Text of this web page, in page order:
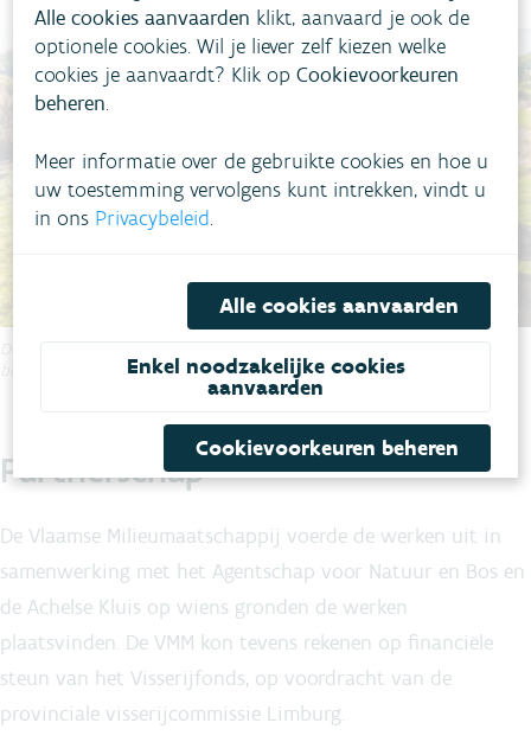
buitenbochten herstelt het stromend karakter.
Partnerschap
De Vlaamse Milieumaatschappij voerde de werken uit in
samenwerking met het Agentschap voor Natuur en Bos en
de Achelse Kluis op wiens gronden de werken
plaatsvinden. De VMM kon tevens rekenen op financiële
steun van het Visserijfonds, op voordracht van de
provinciale visserijcommissie Limburg.
Alle cookies aanvaarden klikt, aanvaard je ook de
optionele cookies. Wil je liever zelf kiezen welke
cookies je aanvaardt? Klik opCookievoorkeuren
beheren.
Meer informatie over de gebruikte cookies en hoe u
uw toestemming vervolgens kunt intrekken, vindt u
in ons Privacybeleid.
Alle cookies aanvaarden
Enkel noodzakelijke cookies
aanvaarden
Cookievoorkeuren beheren